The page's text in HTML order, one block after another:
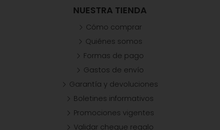
NUESTRA TIENDA
Cómo comprar
Quiénes somos
Formas de pago
Gastos de envío
Garantía y devoluciones
Boletines informativos
Promociones vigentes
Validar cheque regalo